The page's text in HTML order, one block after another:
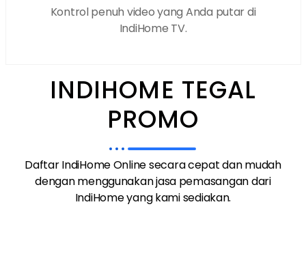
Kontrol penuh video yang Anda putar di
IndiHome TV.
INDIHOME TEGAL
PROMO
Daftar IndiHome Online secara cepat dan mudah
dengan menggunakan jasa pemasangan dari
IndiHome yang kami sediakan.